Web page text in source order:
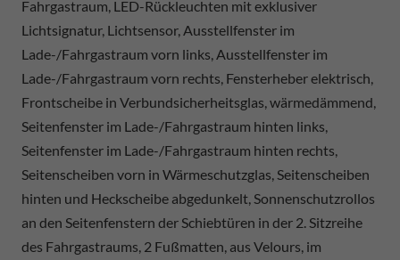
Fahrgastraum, LED-Rückleuchten mit exklusiver
Lichtsignatur, Lichtsensor, Ausstellfenster im
Lade-/Fahrgastraum vorn links, Ausstellfenster im
Lade-/Fahrgastraum vorn rechts, Fensterheber elektrisch,
Frontscheibe in Verbundsicherheitsglas, wärmedämmend,
Seitenfenster im Lade-/Fahrgastraum hinten links,
Seitenfenster im Lade-/Fahrgastraum hinten rechts,
Seitenscheiben vorn in Wärmeschutzglas, Seitenscheiben
hinten und Heckscheibe abgedunkelt, Sonnenschutzrollos
an den Seitenfenstern der Schiebtüren in der 2. Sitzreihe
des Fahrgastraums, 2 Fußmatten, aus Velours, im